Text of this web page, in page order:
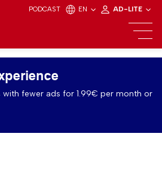
PODCAST EN AD-LITE
with fewer ads for 1.99€ per month or